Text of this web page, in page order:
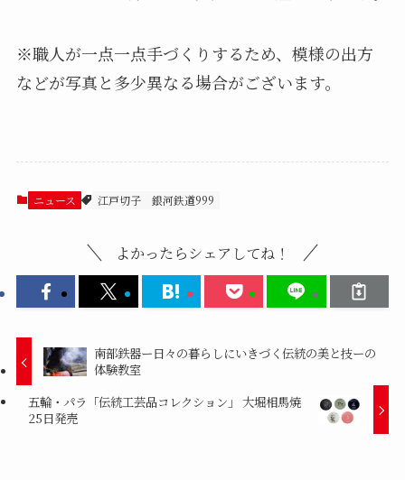
※職人が一点一点手づくりするため、模様の出方
などが写真と多少異なる場合がございます。
ニュース 江戸切子 銀河鉄道999
よかったらシェアしてね！
南部鉄器ー日々の暮らしにいきづく伝統の美と技ーの
体験教室
五輪・パラ「伝統工芸品コレクション」 大堀相馬焼
25日発売